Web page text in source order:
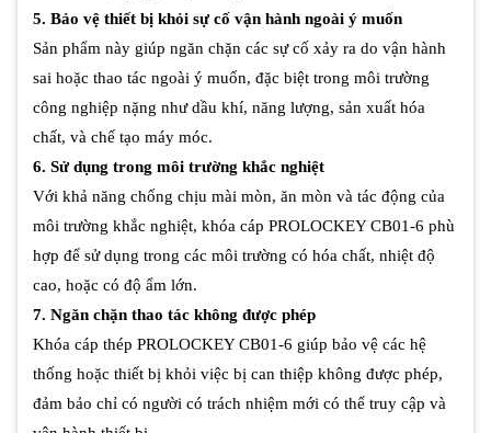
5. Bảo vệ thiết bị khỏi sự cố vận hành ngoài ý muốn
Sản phẩm này giúp ngăn chặn các sự cố xảy ra do vận hành
sai hoặc thao tác ngoài ý muốn, đặc biệt trong môi trường
công nghiệp nặng như dầu khí, năng lượng, sản xuất hóa
chất, và chế tạo máy móc.
6. Sử dụng trong môi trường khắc nghiệt
Với khả năng chống chịu mài mòn, ăn mòn và tác động của
môi trường khắc nghiệt, khóa cáp PROLOCKEY CB01-6 phù
hợp để sử dụng trong các môi trường có hóa chất, nhiệt độ
cao, hoặc có độ ẩm lớn.
7. Ngăn chặn thao tác không được phép
Khóa cáp thép PROLOCKEY CB01-6 giúp bảo vệ các hệ
thống hoặc thiết bị khỏi việc bị can thiệp không được phép,
đảm bảo chỉ có người có trách nhiệm mới có thể truy cập và